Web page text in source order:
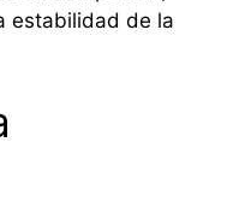
estabilidad de la